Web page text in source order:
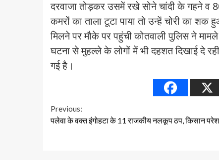
दरवाजा तोड़कर उसमें रखे सोने चांदी के गहने
कमरों का ताला टूटा पाया तो उन्हें चोरी का
मिलने पर मौके पर पहुंची कोतवाली पुलिस ने
घटना से मुहल्ले के लोगों में भी दहशत दिखाई दे
गई है।
Continue
Previous:
पलेवा के वक्त इंगोहटा के 11 राजकीय नलकूप ठप, किसान